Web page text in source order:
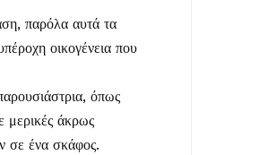
παρόλα αυτά τα
οικογένεια που
όπως
άκρως
σε ένα σκάφος.